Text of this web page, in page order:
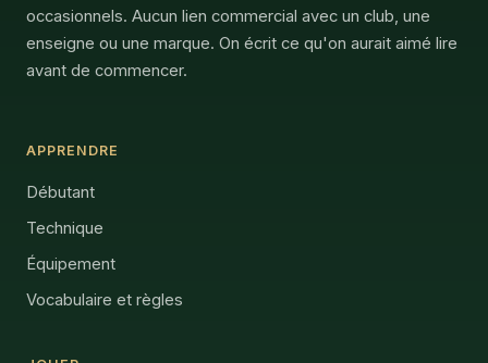
occasionnels. Aucun lien commercial avec un club, une
enseigne ou une marque. On écrit ce qu'on aurait aimé lire
avant de commencer.
APPRENDRE
Débutant
Technique
Équipement
Vocabulaire et règles